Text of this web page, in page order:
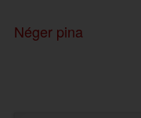
Néger pina